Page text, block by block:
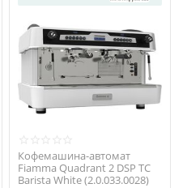
Кофемашина-автомат
Fiamma Quadrant 2 DSP ТС
Barista White (2.0.033.0028)